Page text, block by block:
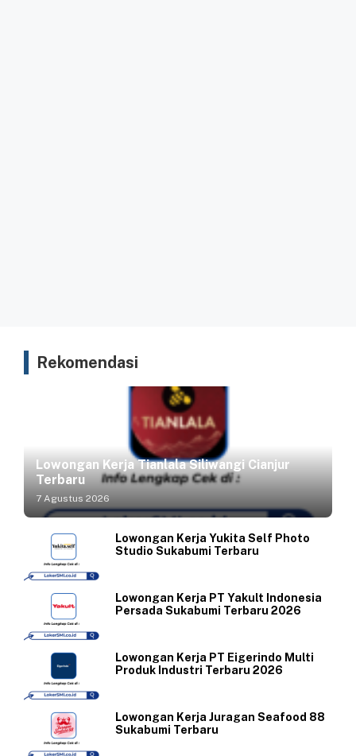
Rekomendasi
Lowongan Kerja Tianlala Siliwangi Cianjur
Terbaru
7 Agustus 2026
Lowongan Kerja Yukita Self Photo
Studio Sukabumi Terbaru
Lowongan Kerja PT Yakult Indonesia
Persada Sukabumi Terbaru 2026
Lowongan Kerja PT Eigerindo Multi
Produk Industri Terbaru 2026
Lowongan Kerja Juragan Seafood 88
Sukabumi Terbaru